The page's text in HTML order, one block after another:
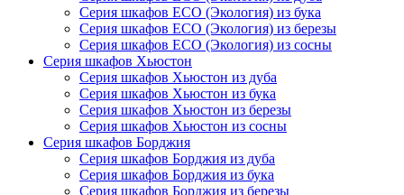
Серия шкафов ECO (Экология) из бука
Серия шкафов ECO (Экология) из березы
Серия шкафов ECO (Экология) из сосны
Серия шкафов Хьюстон
Серия шкафов Хьюстон из дуба
Серия шкафов Хьюстон из бука
Серия шкафов Хьюстон из березы
Серия шкафов Хьюстон из сосны
Серия шкафов Борджия
Серия шкафов Борджия из дуба
Серия шкафов Борджия из бука
Серия шкафов Борджия из березы